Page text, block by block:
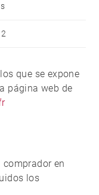
que se expone
página web de
en
los